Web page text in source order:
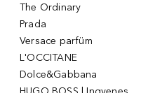
The Ordinary
Prada
Versace parfüm
L'OCCITANE
Dolce&Gabbana